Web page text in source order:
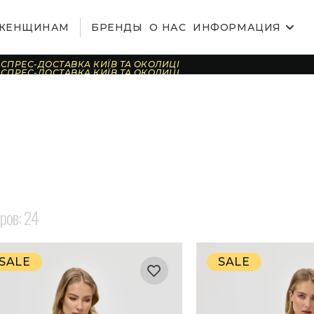
БРЕНДЫ О НАС ИНФОРМАЦИЯ
ДОСТАВКА КИЇВ ТА ОКОЛИЦІ
ДОСТАВКА КИЇВ ТА ОКОЛИЦІ
ДОСТАВКА КИЇВ ТА ОКОЛИЦІ
24
SALE